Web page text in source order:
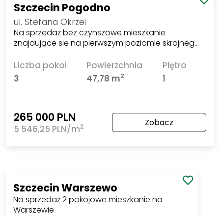
Szczecin Pogodno
ul. Stefana Okrzei
Na sprzedaż bez czynszowe mieszkanie
znajdujące się na pierwszym poziomie skrajneg…
Liczba pokoi
3
Powierzchnia
47,78 m2
Piętro
1
265 000 PLN
5 546,25 PLN/m2 Zobacz
Szczecin Warszewo
Na sprzedaż 2 pokojowe mieszkanie na
Warszewie